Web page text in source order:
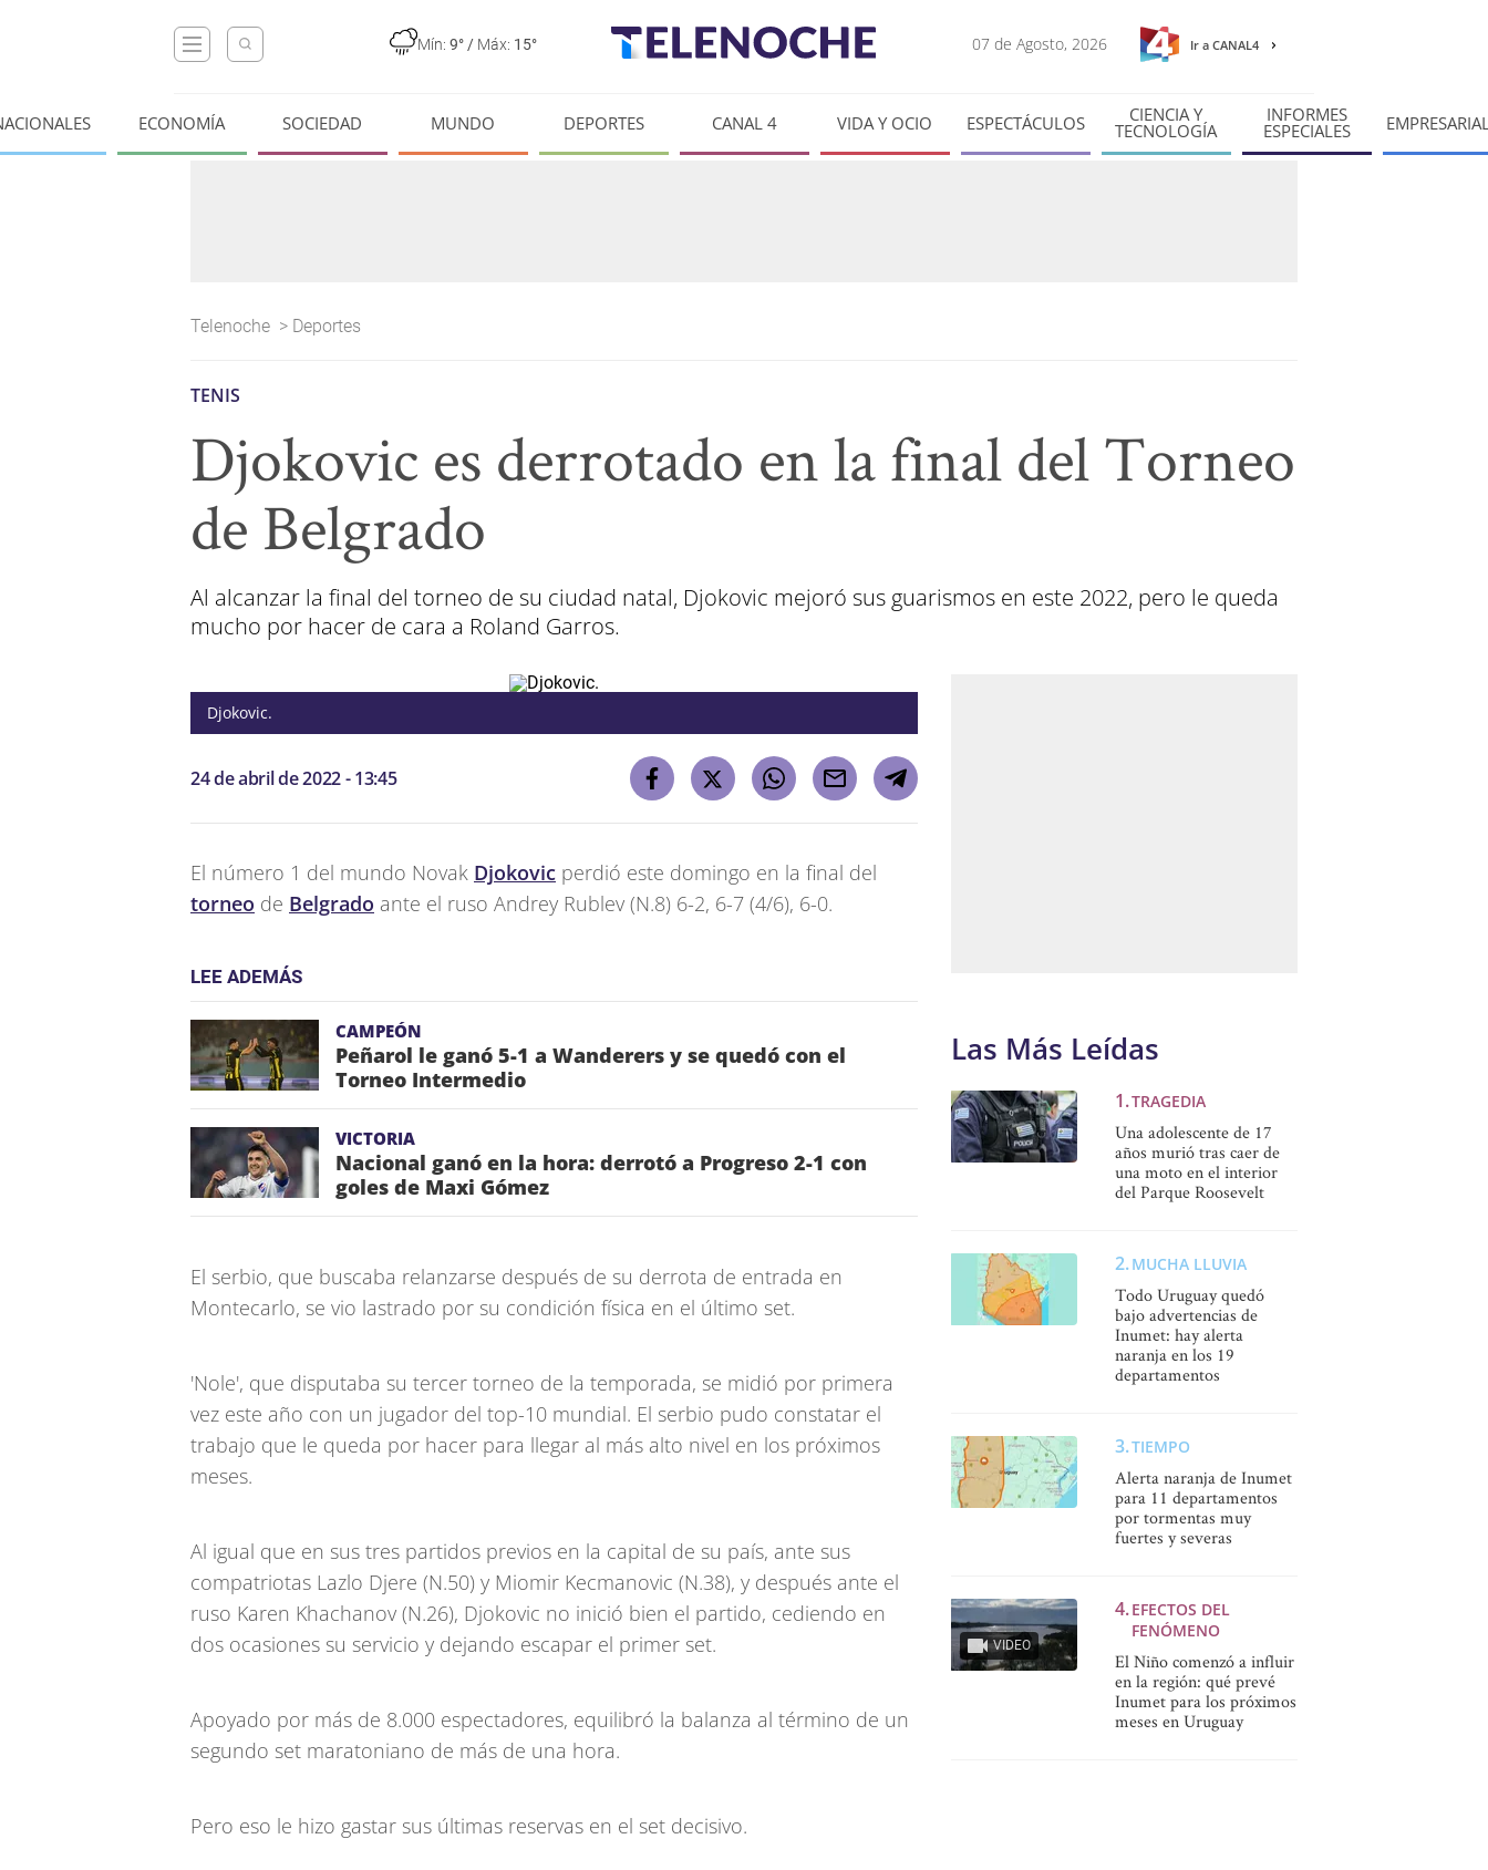
Mín: 9° / Máx: 15° 07 de Agosto, 2026 Ir a CANAL4
ECONOMÍA SOCIEDAD MUNDO DEPORTES CANAL 4 VIDA Y OCIO ESPECTÁCULOS CIENCIA Y
TECNOLOGÍA
INFORMES
ESPECIALES
Telenoche > Deportes
TENIS
Djokovic es derrotado en la final del Torneo
de Belgrado
Al alcanzar la final del torneo de su ciudad natal, Djokovic mejoró sus guarismos en este 2022, pero le queda
mucho por hacer de cara a Roland Garros.
Djokovic.
24 de abril de 2022 - 13:45
El número 1 del mundo Novak Djokovic perdió este domingo en la final del
torneo de Belgrado ante el ruso Andrey Rublev (N.8) 6-2, 6-7 (4/6), 6-0.
LEE ADEMÁS
CAMPEÓN
Peñarol le ganó 5-1 a Wanderers y se quedó con el
Torneo Intermedio
VICTORIA
Nacional ganó en la hora: derrotó a Progreso 2-1 con
goles de Maxi Gómez
El serbio, que buscaba relanzarse después de su derrota de entrada en
Montecarlo, se vio lastrado por su condición física en el último set.
'Nole', que disputaba su tercer torneo de la temporada, se midió por primera
vez este año con un jugador del top-10 mundial. El serbio pudo constatar el
trabajo que le queda por hacer para llegar al más alto nivel en los próximos
meses.
Al igual que en sus tres partidos previos en la capital de su país, ante sus
compatriotas Lazlo Djere (N.50) y Miomir Kecmanovic (N.38), y después ante el
ruso Karen Khachanov (N.26), Djokovic no inició bien el partido, cediendo en
dos ocasiones su servicio y dejando escapar el primer set.
Apoyado por más de 8.000 espectadores, equilibró la balanza al término de un
segundo set maratoniano de más de una hora.
Pero eso le hizo gastar sus últimas reservas en el set decisivo.
Las Más Leídas
TRAGEDIA
Una adolescente de 17
años murió tras caer de
una moto en el interior
del Parque Roosevelt
MUCHA LLUVIA
Todo Uruguay quedó
bajo advertencias de
Inumet: hay alerta
naranja en los 19
departamentos
TIEMPO
Alerta naranja de Inumet
para 11 departamentos
por tormentas muy
fuertes y severas
VIDEO
EFECTOS DEL
FENÓMENO
El Niño comenzó a influir
en la región: qué prevé
Inumet para los próximos
meses en Uruguay